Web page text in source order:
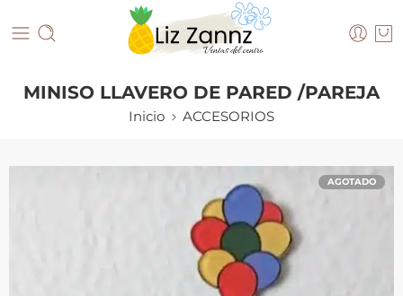
MINISO LLAVERO DE PARED /PAREJA
Inicio ACCESORIOS
AGOTADO